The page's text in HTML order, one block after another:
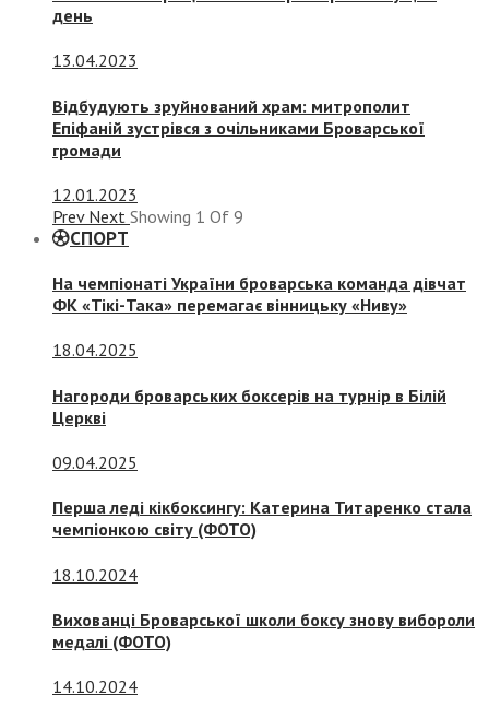
день
13.04.2023
Відбудують зруйнований храм: митрополит
Епіфаній зустрівся з очільниками Броварської
громади
12.01.2023
Prev Next Showing 1 Of 9
СПОРТ
На чемпіонаті України броварська команда дівчат
ФК «Тікі-Така» перемагає вінницьку «Ниву»
18.04.2025
Нагороди броварських боксерів на турнір в Білій
Церкві
09.04.2025
Перша леді кікбоксингу: Катерина Титаренко стала
чемпіонкою світу (ФОТО)
18.10.2024
Вихованці Броварської школи боксу знову вибороли
медалі (ФОТО)
14.10.2024